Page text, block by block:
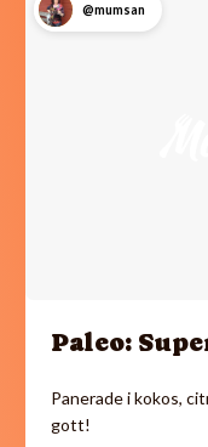
@mumsan
Paleo:
Panerade i kokos,
gott!